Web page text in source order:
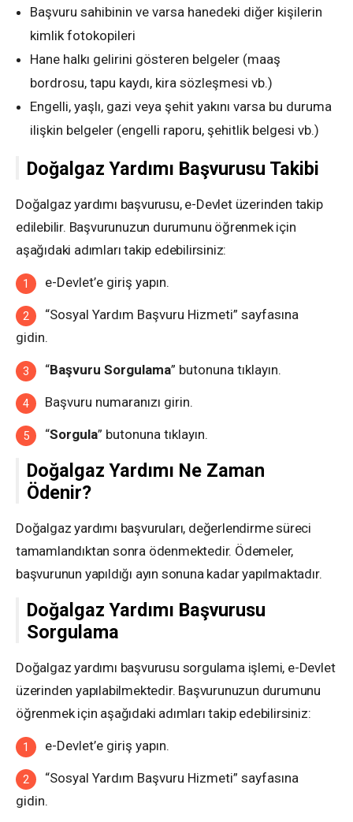
Başvuru sahibinin ve varsa hanedeki diğer kişilerin
kimlik fotokopileri
Hane halkı gelirini gösteren belgeler (maaş
bordrosu, tapu kaydı, kira sözleşmesi vb.)
Engelli, yaşlı, gazi veya şehit yakını varsa bu duruma
ilişkin belgeler (engelli raporu, şehitlik belgesi vb.)
Doğalgaz Yardımı Başvurusu Takibi
Doğalgaz yardımı başvurusu, e-Devlet üzerinden takip
edilebilir. Başvurunuzun durumunu öğrenmek için
aşağıdaki adımları takip edebilirsiniz:
e-Devlet’e giriş yapın.
“Sosyal Yardım Başvuru Hizmeti” sayfasına
gidin.
“Başvuru Sorgulama” butonuna tıklayın.
Başvuru numaranızı girin.
“Sorgula” butonuna tıklayın.
Doğalgaz Yardımı Ne Zaman
Ödenir?
Doğalgaz yardımı başvuruları, değerlendirme süreci
tamamlandıktan sonra ödenmektedir. Ödemeler,
başvurunun yapıldığı ayın sonuna kadar yapılmaktadır.
Doğalgaz Yardımı Başvurusu
Sorgulama
Doğalgaz yardımı başvurusu sorgulama işlemi, e-Devlet
üzerinden yapılabilmektedir. Başvurunuzun durumunu
öğrenmek için aşağıdaki adımları takip edebilirsiniz:
e-Devlet’e giriş yapın.
“Sosyal Yardım Başvuru Hizmeti” sayfasına
gidin.